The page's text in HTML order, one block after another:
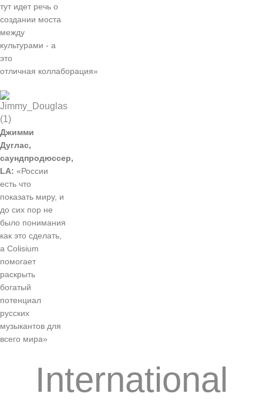
тут идет речь о
создании моста
между
культурами - а
это
отличная коллаборация»
Джимми
Дуглас,
саундпродюссер,
LA: «России
есть что
показать миру, и
до сих пор не
было понимания
как это сделать,
а Colisium
помогает
раскрыть
богатый
потенциал
русских
музыкантов для
всего мира»
International